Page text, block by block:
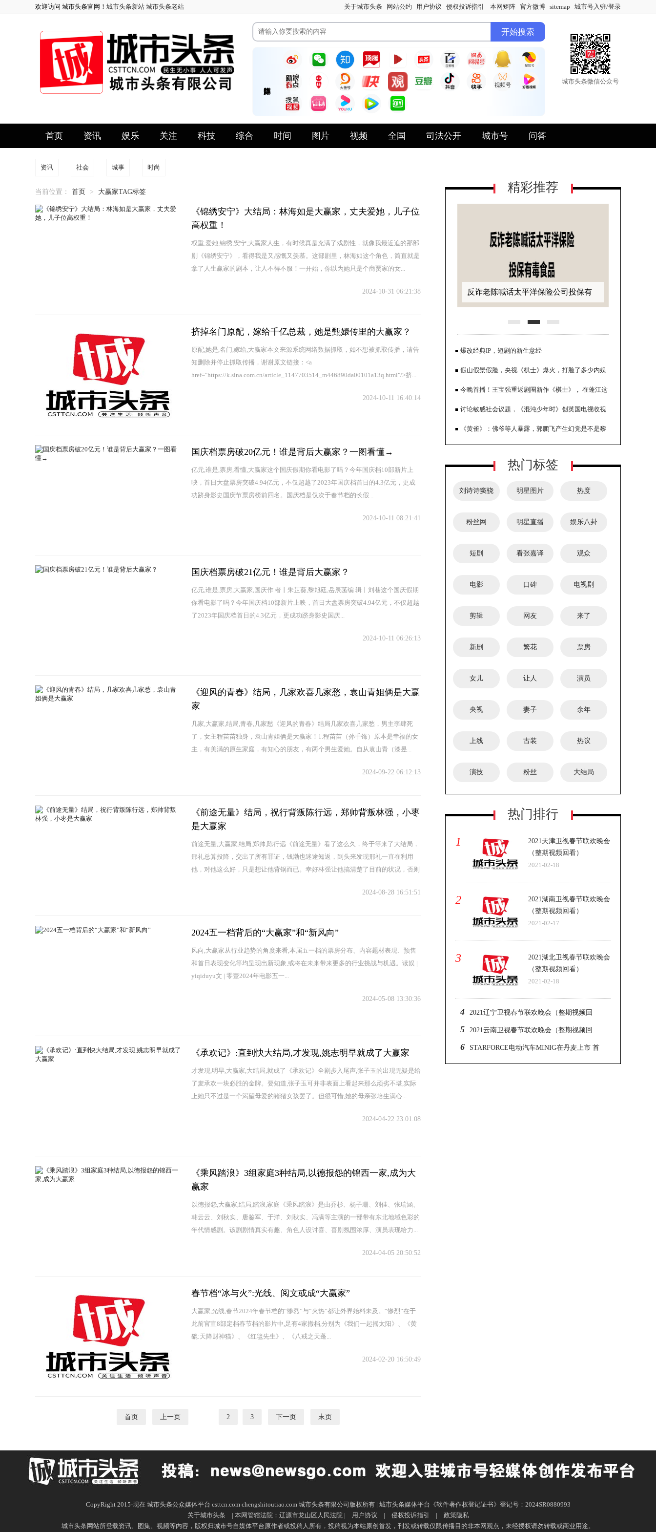
欢迎访问 城市头条官网！ 城市头条新站 城市头条老站 关于城市头条 网站公约 用户协议 侵权投诉指引 本网矩阵 官方微博 sitemap 城市号入驻/登录
城市头条微信公众号
首页 资讯 娱乐 关注 科技 综合 时间 图片 视频 全国 司法公开 城市号 问答
资讯 社会 城事 时尚
当前位置： 首页 > 大赢家TAG标签
《锦绣安宁》大结局：林海如是大赢家，丈夫爱她，儿子位
高权重！
权重,爱她,锦绣,安宁,大赢家人生，有时候真是充满了戏剧性，就像我最近追的那部
剧《锦绣安宁》，看得我是又感慨又羡慕。这部剧里，林海如这个角色，简直就是
拿了人生赢家的剧本，让人不得不服！一开始，你以为她只是个商贾家的女...
2024-10-31 06:21:38
挤掉名门原配，嫁给千亿总裁，她是甄嬛传里的大赢家？
原配,她是,名门,嫁给,大赢家本文来源系统网络数据抓取，如不想被抓取传播，请告
知删除并停止抓取传播，谢谢原文链接：<a
href="https://k.sina.com.cn/article_1147703514_m446890da00101a13q.html"/>挤...
2024-10-11 16:40:14
国庆档票房破20亿元！谁是背后大赢家？一图看懂→
亿元,谁是,票房,看懂,大赢家这个国庆假期你看电影了吗？今年国庆档10部新片上
映，首日大盘票房突破4.94亿元，不仅超越了2023年国庆档首日的4.3亿元，更成
功跻身影史国庆节票房榜前四名。国庆档是仅次于春节档的长假...
2024-10-11 08:21:41
国庆档票房破21亿元！谁是背后大赢家？
亿元,谁是,票房,大赢家,国庆作 者丨朱芷葵,黎旭廷,岳辰菡编 辑丨刘巷这个国庆假期
你看电影了吗？今年国庆档10部新片上映，首日大盘票房突破4.94亿元，不仅超越
了2023年国庆档首日的4.3亿元，更成功跻身影史国庆...
2024-10-11 06:26:13
《迎风的青春》结局，几家欢喜几家愁，袁山青姐俩是大赢
家
几家,大赢家,结局,青春,几家愁《迎风的青春》结局几家欢喜几家愁，男主李肆死
了，女主程苗苗独身，袁山青姐俩是大赢家！1.程苗苗（孙千饰）原本是幸福的女
主，有美满的原生家庭，有知心的朋友，有两个男生爱她。自从袁山青（漆昱...
2024-09-22 06:12:13
《前途无量》结局，祝行背叛陈行远，郑帅背叛林强，小枣
是大赢家
前途无量,大赢家,结局,郑帅,陈行远《前途无量》看了这么久，终于等来了大结局，
邢礼总算投降，交出了所有罪证，钱渤也迷途知返，到头来发现邢礼一直在利用
他，对他这么好，只是想让他背锅而已。幸好林强让他搞清楚了目前的状况，否则
2024-08-28 16:51:51
2024五一档背后的“大赢家”和“新风向”
风向,大赢家从行业趋势的角度来看,本届五一档的票房分布、内容题材表现、预售
和首日表现变化等均呈现出新现象,或将在未来带来更多的行业挑战与机遇。读娱 |
yiqiduyu文 | 零壹2024年电影五一...
2024-05-08 13:30:36
《承欢记》:直到快大结局,才发现,姚志明早就成了大赢家
才发现,明早,大赢家,大结局,就成了《承欢记》全剧步入尾声,张子玉的出现无疑是给
了麦承欢一块必胜的金牌。要知道,张子玉可并非表面上看起来那么顽劣不堪,实际
上她只不过是一个渴望母爱的猪猪女孩罢了。但很可惜,她的母亲张培生满心...
2024-04-22 23:01:08
《乘风踏浪》3组家庭3种结局,以德报怨的锦西一家,成为大
赢家
以德报怨,大赢家,结局,踏浪,家庭《乘风踏浪》是由乔杉、杨子珊、刘佳、张瑞涵、
韩云云、刘秋实、唐鉴军、于洋、刘秋实、冯满等主演的一部带有东北地域色彩的
年代情感剧。该剧剧情真实有趣、角色人设讨喜、喜剧氛围浓厚、演员表现给力...
2024-04-05 20:50:52
春节档“冰与火”:光线、阅文或成“大赢家”
大赢家,光线,春节2024年春节档的“惨烈”与“火热”都让外界始料未及。“惨烈”在于
此前官宣8部定档春节档的影片中,足有4家撤档,分别为《我们一起摇太阳》、《黄
貔:天降财神猫》、《红毯先生》、《八戒之天蓬...
2024-02-20 16:50:49
首页 上一页 2 3 下一页 末页
精彩推荐
反诈老陈喊话太平洋保险公司投保有
有毒产品被禁言
TVB视后林夏薇友情出演《大生意
爆改经典IP，短剧的新生意经
假山假景假脸，央视《棋士》爆火，打脸了多少内娱
流水线年代剧
今晚首播！王宝强重返剧圈新作《棋士》， 在蓬江这
些地方取景
讨论敏感社会议题，《混沌少年时》创英国电视收视
率历史
《黄雀》：佛爷等人暴露，郭鹏飞产生幻觉是不是黎
小莲动的手脚？
热门标签
刘诗诗窦骁 明星图片 热度
粉丝网 明星直播 娱乐八卦
短剧 看张嘉译 观众
电影 口碑 电视剧
剪辑 网友 来了
新剧 繁花 票房
女儿 让人 演员
央视 妻子 余年
上线 古装 热议
演技 粉丝 大结局
热门排行
1
2021天津卫视春节联欢晚会
（整期视频回看）
2021-02-18
2
2021湖南卫视春节联欢晚会
（整期视频回看）
2021-02-17
3
2021湖北卫视春节联欢晚会
（整期视频回看）
2021-02-18
4 2021辽宁卫视春节联欢晚会（整期视频回
看）
5 2021云南卫视春节联欢晚会（整期视频回
看）
6 STARFORCE电动汽车MINIG在丹麦上市 首
创量产200台
CopyRight 2015-现在 城市头条公众媒体平台 csttcn.com chengshitoutiao.com 城市头条有限公司版权所有 | 城市头条媒体平台《软件著作权登记证书》登记号：2024SR0880993
关于城市头条
| 本网管辖法院：辽源市龙山区人民法院 | 用户协议 | 侵权投诉指引 |
政策隐私
城市头条网站所登载资讯、图集、视频等内容，版权归城市号自媒体平台原作者或投稿人所有，投稿视为本站原创首发，刊发或转载仅限传播目的非本网观点，未经授权请勿转载或商业用途。